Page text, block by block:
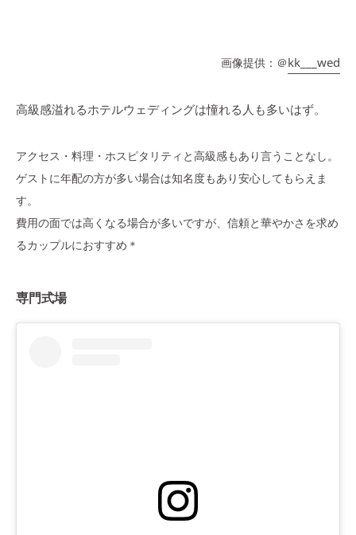
画像提供：＠kk___wed
高級感溢れるホテルウェディングは憧れる人も多いはず。
アクセス・料理・ホスピタリティと高級感もあり言うことなし。
ゲストに年配の方が多い場合は知名度もあり安心してもらえま
す。
費用の面では高くなる場合が多いですが、信頼と華やかさを求め
るカップルにおすすめ＊
専門式場